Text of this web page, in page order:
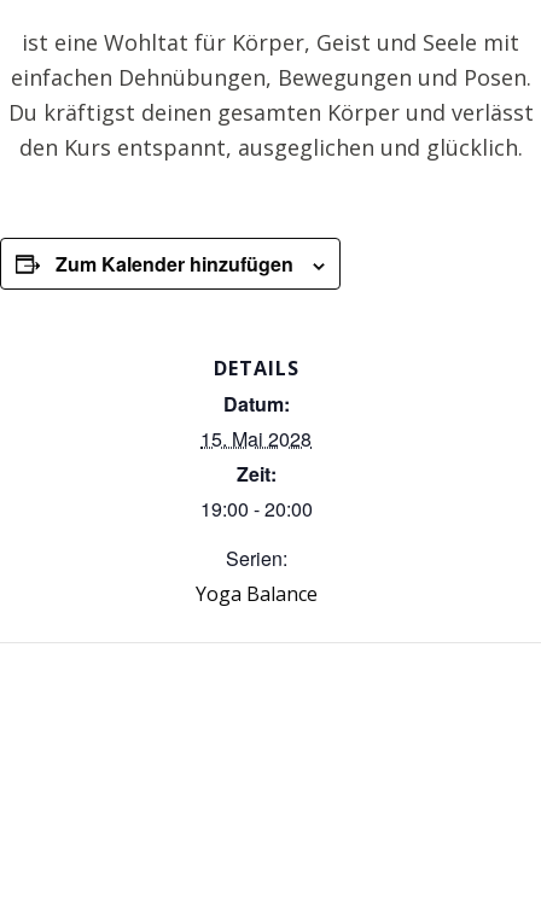
ist eine Wohltat für Körper, Geist und Seele mit
einfachen Dehnübungen, Bewegungen und Posen.
Du kräftigst deinen gesamten Körper und verlässt
den Kurs entspannt, ausgeglichen und glücklich.
Zum Kalender hinzufügen
DETAILS
Datum:
15. Mai 2028
Zeit:
19:00 - 20:00
Serien:
Yoga Balance